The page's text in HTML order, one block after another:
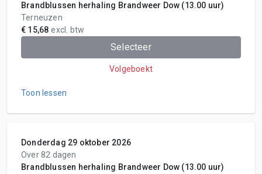
Brandblussen herhaling Brandweer Dow (13.00 uur)
Terneuzen
€ 15,68 excl. btw
Selecteer
Volgeboekt
Toon lessen
Donderdag 29 oktober 2026
Over 82 dagen
Brandblussen herhaling Brandweer Dow (13.00 uur)